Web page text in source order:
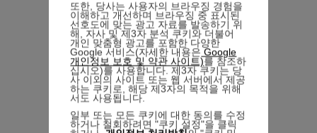
또한, 당사는 사용자의 브라우징 경험을
이해하고 개선하며 브라우징 중 표시된
선호도에 맞는 광고 자료를 발송하기 위
해, 자사 및 제3자 분석 쿠키와 더불어
개인 맞춤형 광고를 포함한 다양한
Google 서비스(자세한 내용은 Google
개인정보 보호 및 약관 사이트)를 참조하
십시오)를 사용합니다. 제3자 쿠키는 당
사 이외의 사이트 또는 웹 서버에서 제공
하는 쿠키로, 해당 제3자의 목적을 위해
서도 사용됩니다.
일부 또는 모든 쿠키에 대한 동의를 수정
하거나 철회하려면 "쿠키 설정"을 클릭